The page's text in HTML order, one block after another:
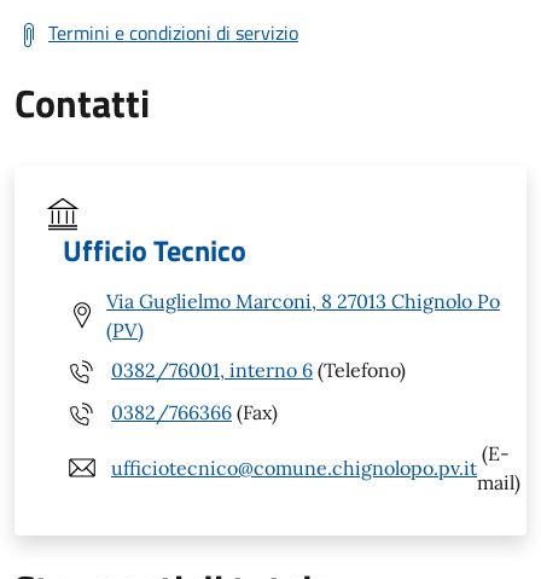
Termini e condizioni di servizio
Contatti
Ufficio Tecnico
Via Guglielmo Marconi, 8 27013 Chignolo Po
(PV)
0382/76001, interno 6 (Telefono)
0382/766366 (Fax)
ufficiotecnico@comune.chignolopo.pv.it
(E-
mail)